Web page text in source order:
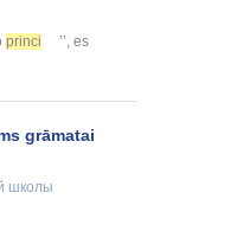
princi
’’, es
grāmatai
школы